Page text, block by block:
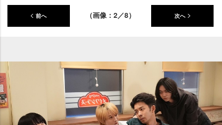
前へ （画像：2／8） 次へ